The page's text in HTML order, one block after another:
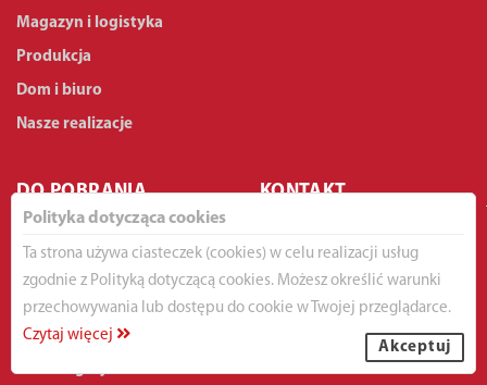
Magazyn i logistyka
Produkcja
Dom i biuro
Nasze realizacje
DO POBRANIA
Ulotki/Broszurki
Zdjęcia
Homologacje
KONTAKT
Spółka Komandytowo-Akcyjna
Polityka dotycząca cookies
Ta strona używa ciasteczek (cookies) w celu realizacji usług
zgodnie z Polityką dotyczącą cookies. Możesz określić warunki
przechowywania lub dostępu do cookie w Twojej przeglądarce.
Czytaj więcej
Akceptuj